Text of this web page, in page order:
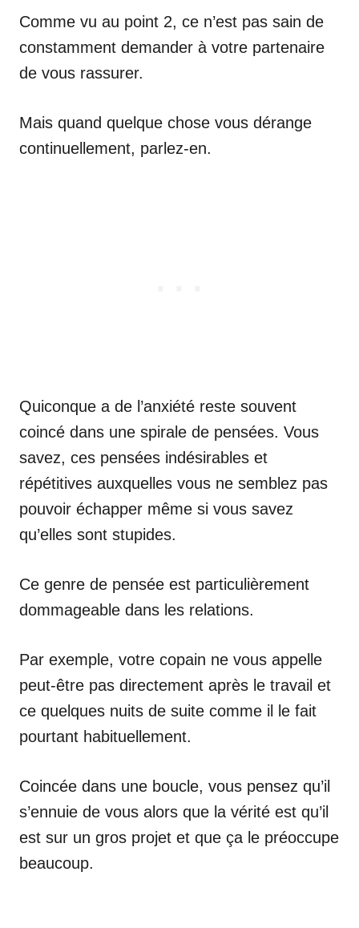
Comme vu au point 2, ce n’est pas sain de
constamment demander à votre partenaire
de vous rassurer.
Mais quand quelque chose vous dérange
continuellement, parlez-en.
Quiconque a de l’anxiété reste souvent
coincé dans une spirale de pensées. Vous
savez, ces pensées indésirables et
répétitives auxquelles vous ne semblez pas
pouvoir échapper même si vous savez
qu’elles sont stupides.
Ce genre de pensée est particulièrement
dommageable dans les relations.
Par exemple, votre copain ne vous appelle
peut-être pas directement après le travail et
ce quelques nuits de suite comme il le fait
pourtant habituellement.
Coincée dans une boucle, vous pensez qu’il
s’ennuie de vous alors que la vérité est qu’il
est sur un gros projet et que ça le préoccupe
beaucoup.